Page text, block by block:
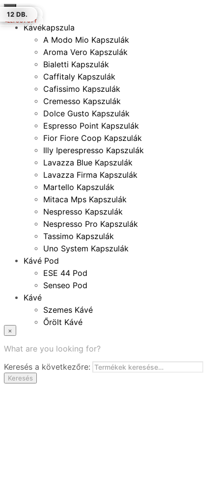
×
Kávékapszula
A Modo Mio Kapszulák
Aroma Vero Kapszulák
Bialetti Kapszulák
Caffitaly Kapszulák
Cafissimo Kapszulák
Cremesso Kapszulák
Dolce Gusto Kapszulák
Espresso Point Kapszulák
Fior Fiore Coop Kapszulák
Illy Iperespresso Kapszulák
Lavazza Blue Kapszulák
Lavazza Firma Kapszulák
Martello Kapszulák
Mitaca Mps Kapszulák
Nespresso Kapszulák
Nespresso Pro Kapszulák
Tassimo Kapszulák
Uno System Kapszulák
Kávé Pod
ESE 44 Pod
Senseo Pod
Kávé
Szemes Kávé
Őrölt Kávé
Instant Kávé
Zacskó Tea
Tartozékok
×
What are you looking for?
Keresés a következőre:
Keresés
100 DB.
12 DB.
100 DB.
ELFOGYOTT
12 DB.
12 DB.
12 DB.
12 DB.